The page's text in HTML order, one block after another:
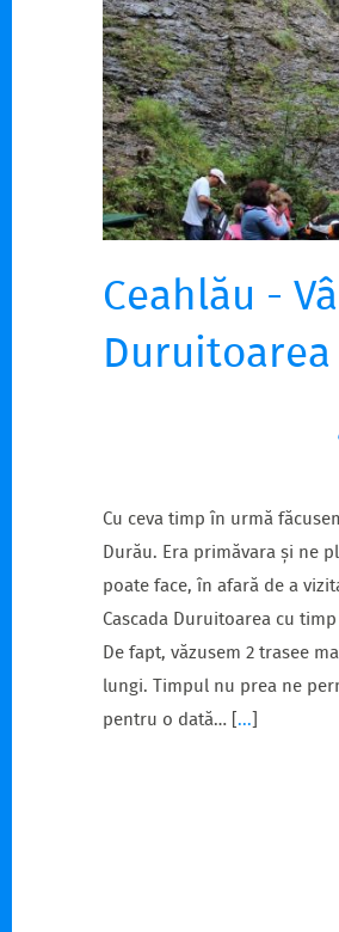
Ceahlău -
Duruitoarea
Cu ceva timp în urmă
Durău. Era primăvara și ne
poate face, în afară de a
Cascada Duruitoarea cu
De fapt, văzusem 2 trasee
lungi. Timpul nu prea ne
pentru o dată… [...]